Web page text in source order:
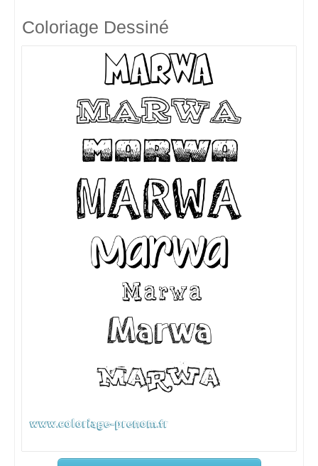
Coloriage Dessiné